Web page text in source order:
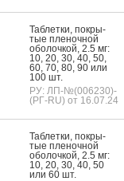
Таб­летки, пок­ры­
тые пле­ноч­ной
обо­лоч­кой, 2.5 мг:
10, 20, 30, 40, 50,
60, 70, 80, 90 или
100 шт.
РУ: ЛП-№(006230)-
(РГ-RU) от 16.07.24
Таб­летки, пок­ры­
тые пле­ноч­ной
обо­лоч­кой, 2.5 мг:
10, 20, 30, 40, 50
или 60 шт.